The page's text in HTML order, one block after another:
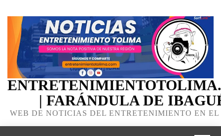
| FARÁNDULA DE
WEB DE NOTICIAS DEL ENTRETENIMIENTO EN